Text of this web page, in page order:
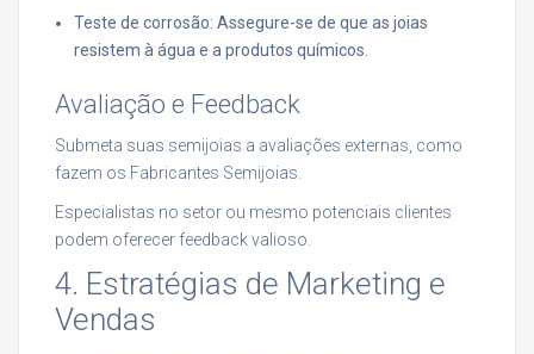
Teste de corrosão: Assegure-se de que as joias
resistem à água e a produtos químicos.
Avaliação e Feedback
Submeta suas semijoias a avaliações externas, como
fazem os Fabricantes Semijoias.
Especialistas no setor ou mesmo potenciais clientes
podem oferecer feedback valioso.
4. Estratégias de Marketing e
Vendas